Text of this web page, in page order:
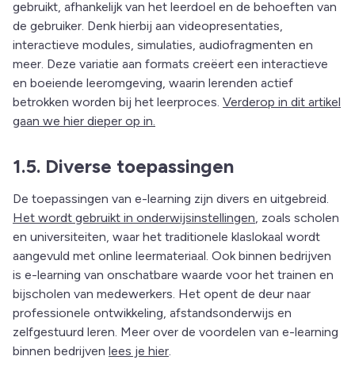
gebruikt, afhankelijk van het leerdoel en de behoeften van
de gebruiker. Denk hierbij aan videopresentaties,
interactieve modules, simulaties, audiofragmenten en
meer. Deze variatie aan formats creëert een interactieve
en boeiende leeromgeving, waarin lerenden actief
betrokken worden bij het leerproces. Verderop in dit artikel
gaan we hier dieper op in.
1.5. Diverse toepassingen
De toepassingen van e-learning zijn divers en uitgebreid.
Het wordt gebruikt in onderwijsinstellingen , zoals scholen
en universiteiten, waar het traditionele klaslokaal wordt
aangevuld met online leermateriaal. Ook binnen bedrijven
is e-learning van onschatbare waarde voor het trainen en
bijscholen van medewerkers. Het opent de deur naar
professionele ontwikkeling, afstandsonderwijs en
zelfgestuurd leren. Meer over de voordelen van e-learning
binnen bedrijven lees je hier